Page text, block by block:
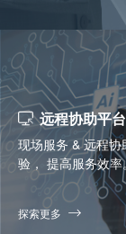
远程协助平台
现场服务 & 远程
验， 提高服务效率
探索更多